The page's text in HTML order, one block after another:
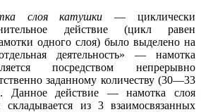
слоя катушки— цикличе­ски
действие (цикл ра­вен
одного слоя) было выделено на
деятель­ность» — намотка
посредст­вом непрерывно
задан­ному количеству (30—33
Дан­ное действие — намотка слоя
складывается из 3 взаимосвязанных